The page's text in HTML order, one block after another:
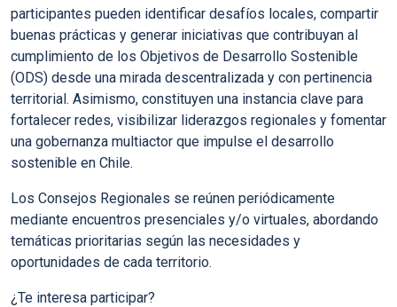
participantes pueden identificar desafíos locales, compartir
buenas prácticas y generar iniciativas que contribuyan al
cumplimiento de los Objetivos de Desarrollo Sostenible
(ODS) desde una mirada descentralizada y con pertinencia
territorial. Asimismo, constituyen una instancia clave para
fortalecer redes, visibilizar liderazgos regionales y fomentar
una gobernanza multiactor que impulse el desarrollo
sostenible en Chile.
Los Consejos Regionales se reúnen periódicamente
mediante encuentros presenciales y/o virtuales, abordando
temáticas prioritarias según las necesidades y
oportunidades de cada territorio.
¿Te interesa participar?